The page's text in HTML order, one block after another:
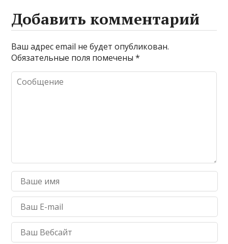
Добавить комментарий
Ваш адрес email не будет опубликован.
Обязательные поля помечены*